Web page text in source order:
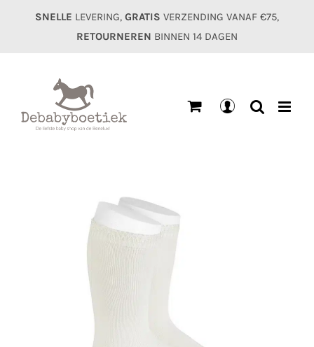
SNELLE LEVERING, GRATIS VERZENDING VANAF €75,
RETOURNEREN BINNEN 14 DAGEN